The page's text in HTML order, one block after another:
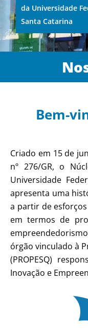
da Universidade
Santa Catarina
Bem-
Criado em 15 de
nº 276/GR, o
Universidade
apresenta uma
a partir de
em termos de
órgão vinculado à
(PROPESQ)
Inovação e